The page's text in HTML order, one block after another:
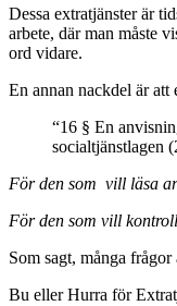
Dessa extratjänster är
arbete, där man måste
ord vidare.
En annan nackdel är
“16 § En
socialtjänstlagen
För den som vill läsa
För den som vill
Som sagt, många
Bu eller Hurra för